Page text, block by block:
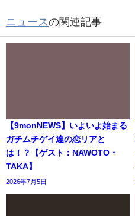
ニュースの関連記事
【9monNEWS】いよいよ始まる
ガチムチゲイ達の恋リアと
は！？【ゲスト：NAWOTO・
TAKA】
2026年7月5日